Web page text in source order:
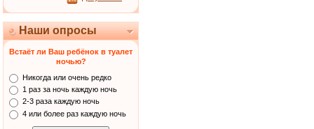
Наши опросы
Встаёт ли Ваш ребёнок в туалет
ночью?
Никогда или очень редко
1 раз за ночь каждую ночь
2-3 раза каждую ночь
4 или более раз каждую ночь